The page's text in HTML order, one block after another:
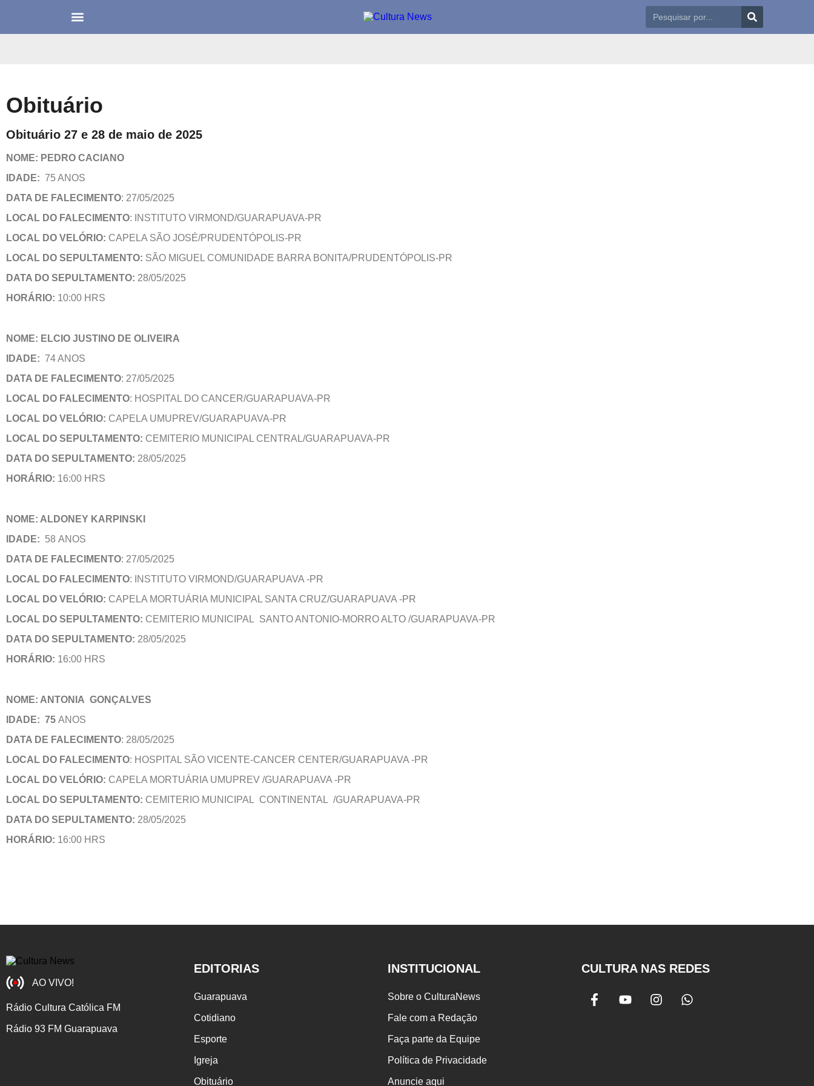
Obituário
Obituário 27 e 28 de maio de 2025
NOME: PEDRO CACIANO
IDADE: 75 ANOS
DATA DE FALECIMENTO: 27/05/2025
LOCAL DO FALECIMENTO: INSTITUTO VIRMOND/GUARAPUAVA-PR
LOCAL DO VELÓRIO: CAPELA SÃO JOSÉ/PRUDENTÓPOLIS-PR
LOCAL DO SEPULTAMENTO: SÃO MIGUEL COMUNIDADE BARRA BONITA/PRUDENTÓPOLIS-PR
DATA DO SEPULTAMENTO: 28/05/2025
HORÁRIO: 10:00 HRS
NOME: ELCIO JUSTINO DE OLIVEIRA
IDADE: 74 ANOS
DATA DE FALECIMENTO: 27/05/2025
LOCAL DO FALECIMENTO: HOSPITAL DO CANCER/GUARAPUAVA-PR
LOCAL DO VELÓRIO: CAPELA UMUPREV/GUARAPUAVA-PR
LOCAL DO SEPULTAMENTO: CEMITERIO MUNICIPAL CENTRAL/GUARAPUAVA-PR
DATA DO SEPULTAMENTO: 28/05/2025
HORÁRIO: 16:00 HRS
NOME: ALDONEY KARPINSKI
IDADE: 58 ANOS
DATA DE FALECIMENTO: 27/05/2025
LOCAL DO FALECIMENTO: INSTITUTO VIRMOND/GUARAPUAVA -PR
LOCAL DO VELÓRIO: CAPELA MORTUÁRIA MUNICIPAL SANTA CRUZ/GUARAPUAVA -PR
LOCAL DO SEPULTAMENTO: CEMITERIO MUNICIPAL SANTO ANTONIO-MORRO ALTO /GUARAPUAVA-PR
DATA DO SEPULTAMENTO: 28/05/2025
HORÁRIO: 16:00 HRS
NOME: ANTONIA GONÇALVES
IDADE: 75 ANOS
DATA DE FALECIMENTO: 28/05/2025
LOCAL DO FALECIMENTO: HOSPITAL SÃO VICENTE-CANCER CENTER/GUARAPUAVA -PR
LOCAL DO VELÓRIO: CAPELA MORTUÁRIA UMUPREV /GUARAPUAVA -PR
LOCAL DO SEPULTAMENTO: CEMITERIO MUNICIPAL CONTINENTAL /GUARAPUAVA-PR
DATA DO SEPULTAMENTO: 28/05/2025
HORÁRIO: 16:00 HRS
AO VIVO!
Rádio Cultura Católica FM
Rádio 93 FM Guarapuava
EDITORIAS
Guarapuava
Cotidiano
Esporte
Igreja
Obituário
INSTITUCIONAL
Sobre o CulturaNews
Fale com a Redação
Faça parte da Equipe
Política de Privacidade
Anuncie aqui
CULTURA NAS REDES